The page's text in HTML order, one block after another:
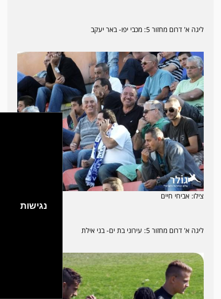
ליגה א' דרום מחזור 5: מכבי יפו- באר יעקב
צילו: אביחי חיים
ליגה א' דרום מחזור 5: עירוני בת ים- בני אילת
נגישות